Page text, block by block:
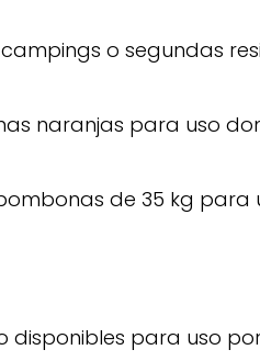
o segundas
naranjas para uso
de 35 kg para
disponibles para uso